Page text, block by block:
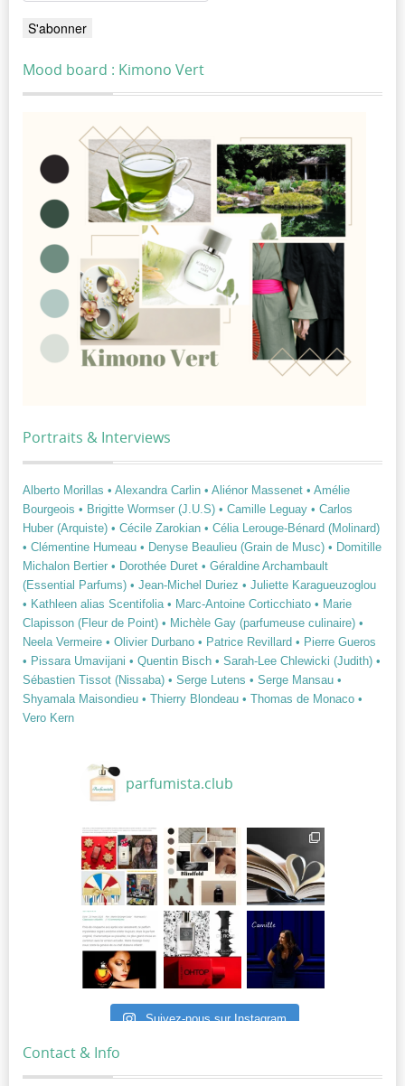
Mood board : Kimono Vert
Portraits & Interviews
Alberto Morillas • Alexandra Carlin • Aliénor Massenet • Amélie
Bourgeois • Brigitte Wormser (J.U.S) • Camille Leguay • Carlos
Huber (Arquiste) • Cécile Zarokian • Célia Lerouge-Bénard (Molinard)
• Clémentine Humeau • Denyse Beaulieu (Grain de Musc) • Domitille
Michalon Bertier • Dorothée Duret • Géraldine Archambault
(Essential Parfums) • Jean-Michel Duriez • Juliette Karagueuzoglou
• Kathleen alias Scentifolia • Marc-Antoine Corticchiato • Marie
Clapisson (Fleur de Point) • Michèle Gay (parfumeuse culinaire) •
Neela Vermeire • Olivier Durbano • Patrice Revillard • Pierre Gueros
• Pissara Umavijani • Quentin Bisch • Sarah-Lee Chlewicki (Judith) •
Sébastien Tissot (Nissaba) • Serge Lutens • Serge Mansau •
Shyamala Maisondieu • Thierry Blondeau • Thomas de Monaco •
Vero Kern
parfumista.club
Suivez-nous sur Instagram
Contact & Info